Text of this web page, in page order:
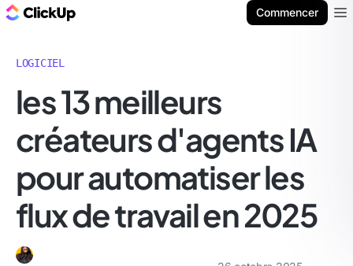
Commencer
LOGICIEL
les 13 meilleurs
créateurs d'agents IA
pour automatiser les
flux de travail en 2025